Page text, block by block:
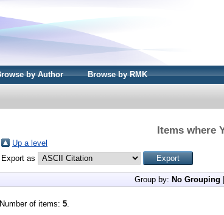
by Author Browse by RMK
Items where
Up a level
Export as
Group by: No Grouping
Number of items: 5